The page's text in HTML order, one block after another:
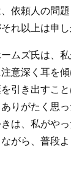
依頼人の問
れ以上は申し
ムズ氏は、
意深く耳を
引き出すこ
りがたく思
は、私がや
がら、普段